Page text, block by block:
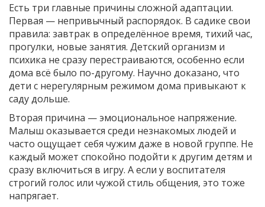
Есть три главные причины сложной адаптации.
Первая — непривычный распорядок. В садике свои
правила: завтрак в определённое время, тихий час,
прогулки, новые занятия. Детский организм и
психика не сразу перестраиваются, особенно если
дома всё было по-другому. Научно доказано, что
дети с нерегулярным режимом дома привыкают к
саду дольше.
Вторая причина — эмоциональное напряжение.
Малыш оказывается среди незнакомых людей и
часто ощущает себя чужим даже в новой группе. Не
каждый может спокойно подойти к другим детям и
сразу включиться в игру. А если у воспитателя
строгий голос или чужой стиль общения, это тоже
напрягает.